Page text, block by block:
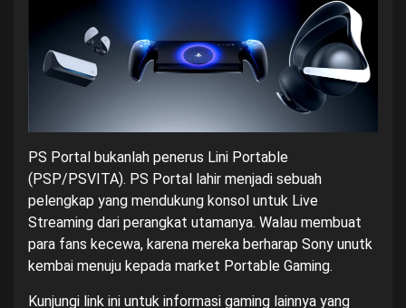
PS Portal bukanlah penerus Lini Portable
(PSP/PSVITA). PS Portal lahir menjadi sebuah
pelengkap yang mendukung konsol untuk Live
Streaming dari perangkat utamanya. Walau membuat
para fans kecewa, karena mereka berharap Sony unutk
kembai menuju kepada market Portable Gaming.
Kunjungi link ini untuk informasi gaming lainnya yang